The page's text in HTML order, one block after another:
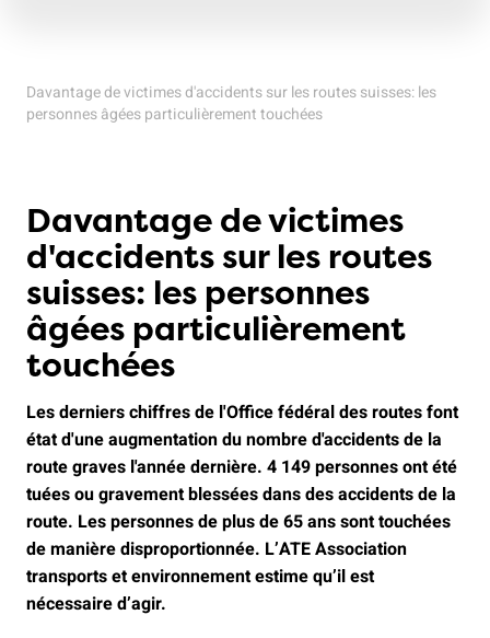
Davantage de victimes d'accidents sur les routes suisses: les
personnes âgées particulièrement touchées
Davantage de victimes
d'accidents sur les routes
suisses: les personnes
âgées particulièrement
touchées
Les derniers chiffres de l'Office fédéral des routes font
état d'une augmentation du nombre d'accidents de la
route graves l'année dernière. 4 149 personnes ont été
tuées ou gravement blessées dans des accidents de la
route. Les personnes de plus de 65 ans sont touchées
de manière disproportionnée. L’ATE Association
transports et environnement estime qu’il est
nécessaire d’agir.